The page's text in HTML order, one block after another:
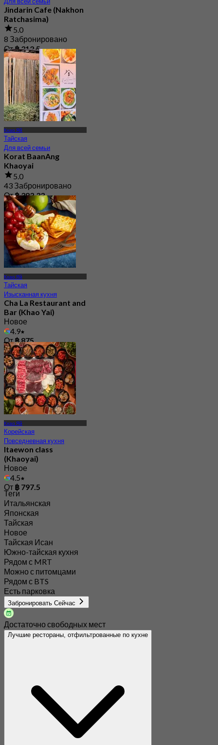
Jindarin Cafe (Nakhon
Ratchasima)
5.0
8 Забронировано
От฿ 312.5
Кхао Яй
Тайская
Для всей семьи
Korat BaanAng
Khaoyai
5.0
43 Забронировано
От฿ 383.33
Кхао Яй
Тайская
Изысканная кухня
Cha La Restaurant and
Bar (Khao Yai)
Новое
4.9
От฿ 875
Кхао Яй
Корейская
Повседневная кухня
Itaewon class
(Khaoyai)
Новое
4.5
От ฿ 797.5
Теги
Итальянская
Японская
Тайская
Новое
Тайская Исан
Южно-тайская кухня
Рядом с MRT
Можно с питомцами
Рядом с BTS
Есть парковка
Забронировать Сейчас
Достаточно свободных мест
Лучшие рестораны, отфильтрованные по кухне